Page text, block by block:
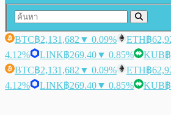
BTC฿2,131,682 ▼ 0.09% ETH฿
4.12%
LINK฿269.40▼ 0.85% KUB
BTC฿2,131,682 ▼ 0.09% ETH฿
4.12%
LINK฿269.40▼ 0.85% KUB